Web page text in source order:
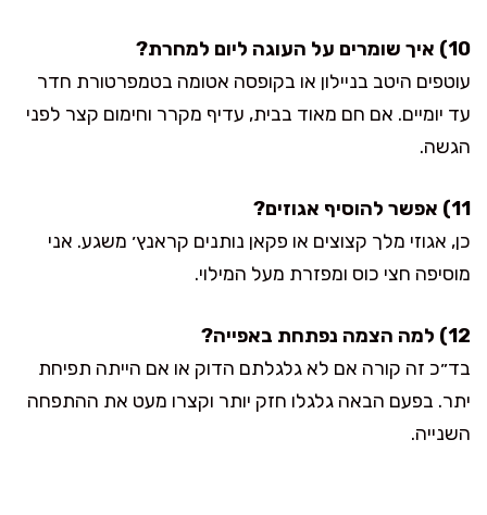
10) איך שומרים על העוגה ליום למחרת?
עוטפים היטב בניילון או בקופסה אטומה בטמפרטורת חדר
עד יומיים. אם חם מאוד בבית, עדיף מקרר וחימום קצר לפני
הגשה.
11) אפשר להוסיף אגוזים?
כן, אגוזי מלך קצוצים או פקאן נותנים קראנץ׳ משגע. אני
מוסיפה חצי כוס ומפזרת מעל המילוי.
12) למה הצמה נפתחת באפייה?
בד״כ זה קורה אם לא גלגלתם הדוק או אם הייתה תפיחת
יתר. בפעם הבאה גלגלו חזק יותר וקצרו מעט את ההתפחה
השנייה.